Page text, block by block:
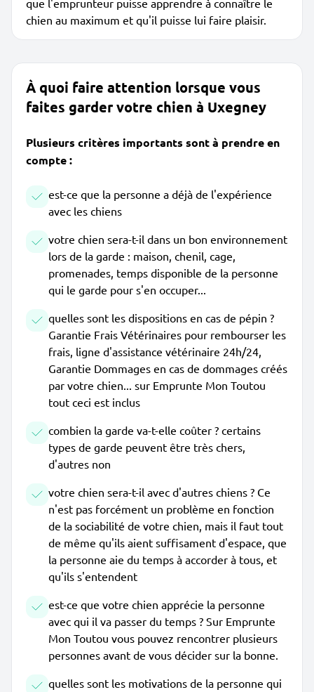
que l'emprunteur puisse apprendre à connaître le
chien au maximum et qu'il puisse lui faire plaisir.
À quoi faire attention lorsque vous
faites garder votre chien à Uxegney
Plusieurs critères importants sont à prendre en
compte :
est-ce que la personne a déjà de l'expérience
avec les chiens
votre chien sera-t-il dans un bon environnement
lors de la garde : maison, chenil, cage,
promenades, temps disponible de la personne
qui le garde pour s'en occuper...
quelles sont les dispositions en cas de pépin ?
Garantie Frais Vétérinaires pour rembourser les
frais, ligne d'assistance vétérinaire 24h/24,
Garantie Dommages en cas de dommages créés
par votre chien... sur Emprunte Mon Toutou
tout ceci est inclus
combien la garde va-t-elle coûter ? certains
types de garde peuvent être très chers,
d'autres non
votre chien sera-t-il avec d'autres chiens ? Ce
n'est pas forcément un problème en fonction
de la sociabilité de votre chien, mais il faut tout
de même qu'ils aient suffisament d'espace, que
la personne aie du temps à accorder à tous, et
qu'ils s'entendent
est-ce que votre chien apprécie la personne
avec qui il va passer du temps ? Sur Emprunte
Mon Toutou vous pouvez rencontrer plusieurs
personnes avant de vous décider sur la bonne.
quelles sont les motivations de la personne qui